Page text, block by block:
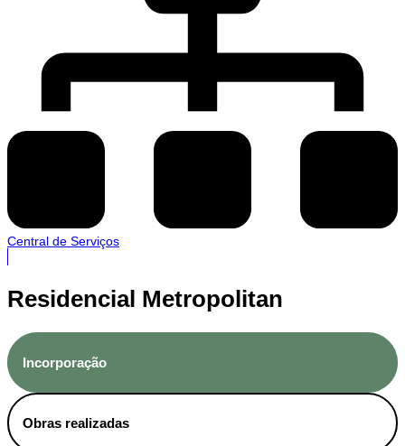
Central de Serviços
Residencial Metropolitan
Incorporação
Obras realizadas